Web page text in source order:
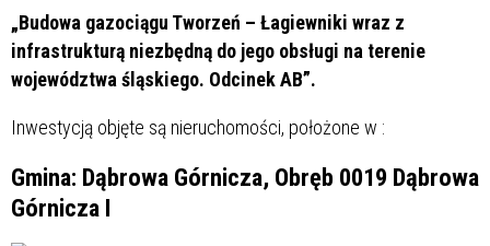
„Budowa gazociągu Tworzeń – Łagiewniki wraz z
infrastrukturą niezbędną do jego obsługi na terenie
województwa śląskiego. Odcinek AB”.
Inwestycją objęte są nieruchomości, położone w :
Gmina: Dąbrowa Górnicza, Obręb 0019 Dąbrowa
Górnicza I